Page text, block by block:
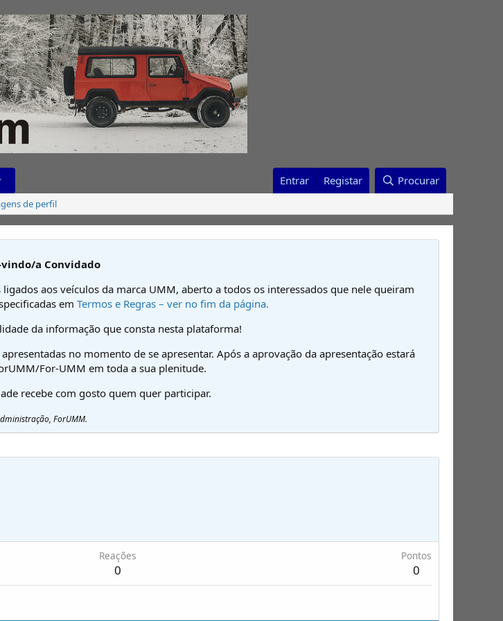
Entrar Registar Procurar
de perfil
vindo/a Convidado
aos veículos da marca UMM, aberto a todos os interessados que nele queiram
em Termos e Regras – ver no fim da página.
da informação que consta nesta plataforma!
no momento de se apresentar. Após a aprovação da apresentação estará
For-UMM em toda a sua plenitude.
recebe com gosto quem quer participar.
ForUMM.
Reações
0
Pontos
0